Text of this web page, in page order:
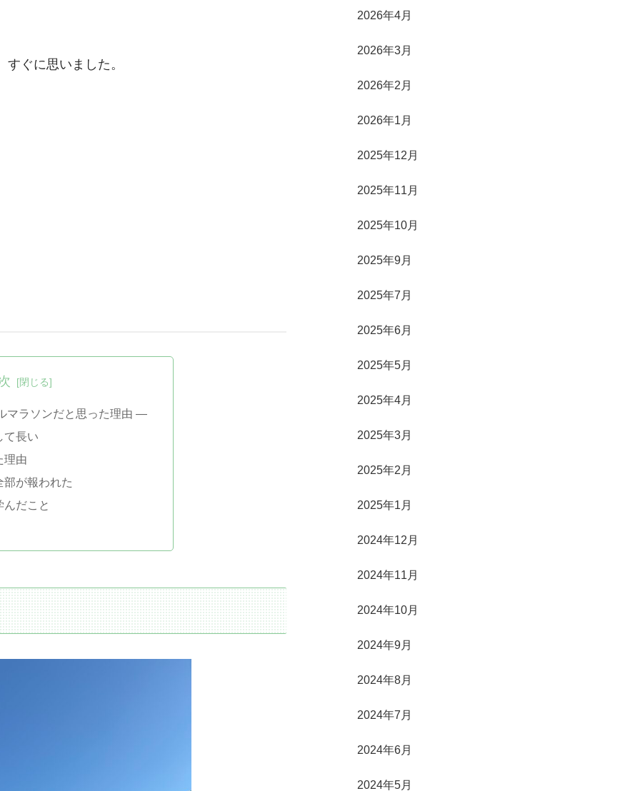
ぐに思いました。
マラソンだと思った理由 ―
て長い
理由
が報われた
だこと
2026年4月
2026年3月
2026年2月
2026年1月
2025年12月
2025年11月
2025年10月
2025年9月
2025年7月
2025年6月
2025年5月
2025年4月
2025年3月
2025年2月
2025年1月
2024年12月
2024年11月
2024年10月
2024年9月
2024年8月
2024年7月
2024年6月
2024年5月